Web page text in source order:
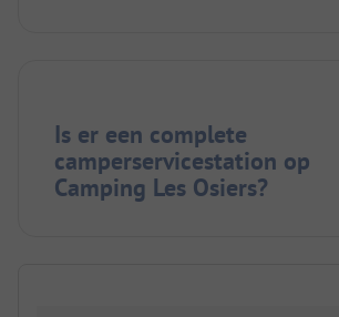
Is er een complete
camperservicestation op
Camping Les Osiers?